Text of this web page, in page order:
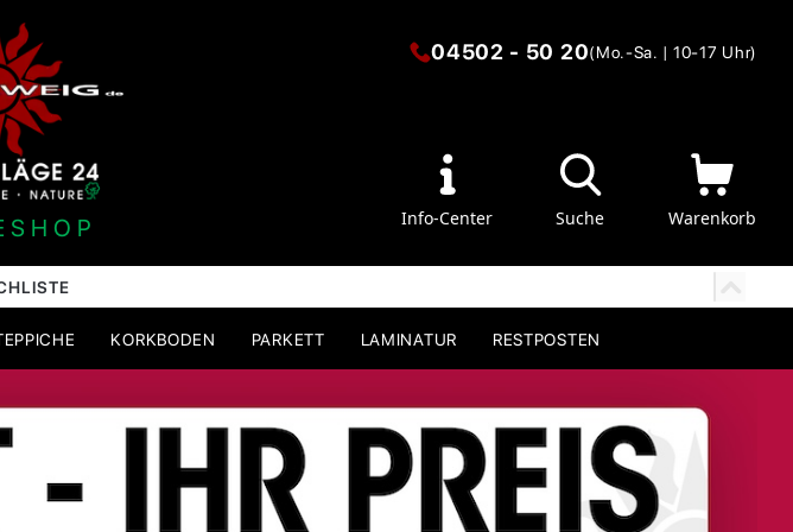
04502 - 50 20(Mo.-Sa. | 10-17 Uhr)
Info-Center Suche Warenkorb
KORKBODEN PARKETT LAMINATUR RESTPOSTEN